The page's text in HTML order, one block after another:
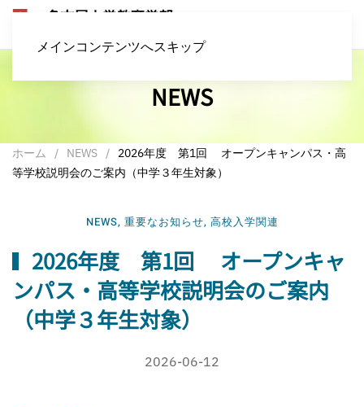
メインコンテンツへスキップ
NEWS
ホーム NEWS
2026年度 第1回 オープンキャンパス・高
等学校説明会のご案内（中学３年生対象）
NEWS, 重要なお知らせ, 高校入学関連
2026年度 第1回 オープンキャ
ンパス・高等学校説明会のご案内
（中学３年生対象）
2026-06-12